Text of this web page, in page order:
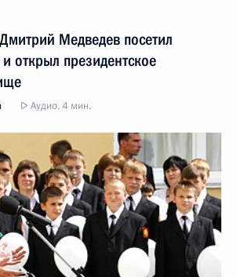
Медведев посетил
открыл президентское
Аудио, 4 мин.